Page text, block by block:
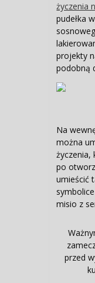
życzenia
pudełka
projekty
podobną
Na
można
życzenia,
po
umieścić
misio z
przed